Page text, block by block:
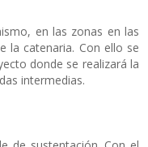
en las zonas en las
la catenaria. Con ello se
donde se realizará la
intermedias.